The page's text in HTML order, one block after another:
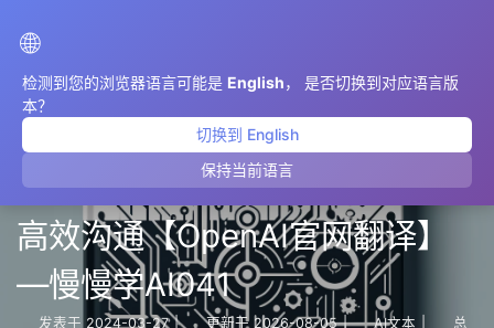
🌐
检测到您的浏览器语言可能是 English， 是否切换到对应语言版
本？
切换到 English
保持当前语言
提示工程： 如何与大型语言模型
高效沟通【OpenAI官网翻译】
—慢慢学AI041
发表于 2024-03-27 | 更新于 2026-08-05 | AI文本
总